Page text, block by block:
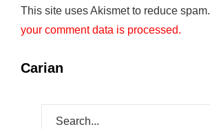
This site uses Akismet to reduce spam.
your comment data is processed.
Carian